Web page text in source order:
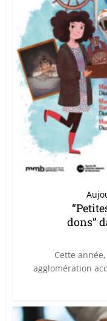
dons”
Cette
agglomération